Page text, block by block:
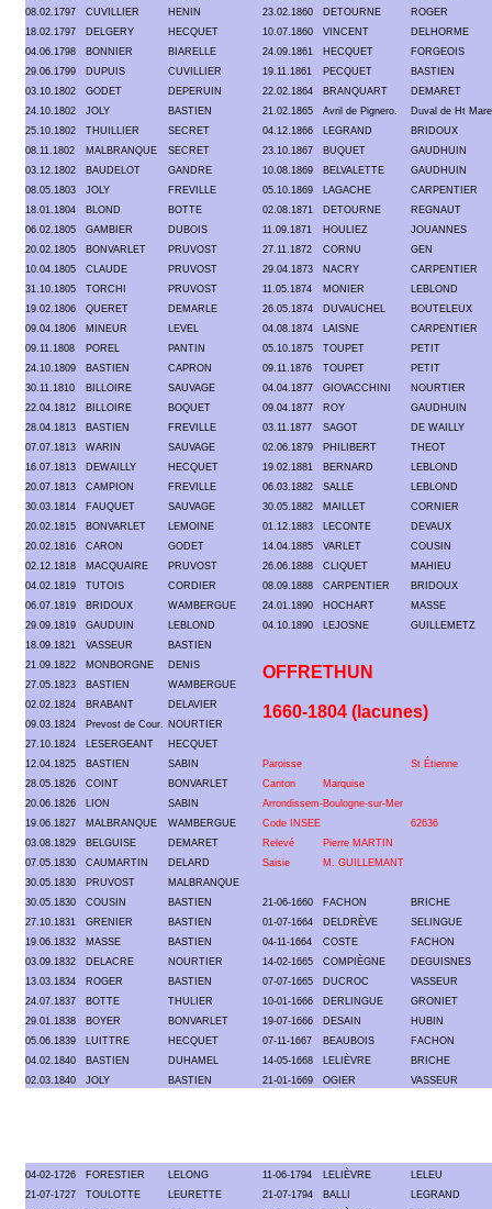
08.02.1797
CUVILLIER HENIN 23.02.1860 DETOURNE
ROGER
18.02.1797
DELGERY HECQUET 10.07.1860 VINCENT
DELHORME
04.06.1798
BONNIER BIARELLE 24.09.1861 HECQUET
FORGEOIS
29.06.1799
DUPUIS CUVILLIER 19.11.1861 PECQUET
BASTIEN
03.10.1802
GODET DEPERUIN 22.02.1864 BRANQUART
DEMARET
24.10.1802
JOLY BASTIEN 21.02.1865 Avril de Pignero.
Duval de Ht
25.10.1802
THUILLIER SECRET 04.12.1866 LEGRAND
BRIDOUX
08.11.1802
MALBRANQUE SECRET 23.10.1867 BUQUET
GAUDHUIN
03.12.1802
BAUDELOT GANDRE 10.08.1869 BELVALETTE
GAUDHUIN
08.05.1803
JOLY FREVILLE 05.10.1869 LAGACHE
CARPENTIER
18.01.1804
BLOND BOTTE 02.08.1871 DETOURNE
REGNAUT
06.02.1805
GAMBIER DUBOIS 11.09.1871 HOULIEZ
JOUANNES
20.02.1805
BONVARLET PRUVOST 27.11.1872 CORNU
GEN
10.04.1805
CLAUDE PRUVOST 29.04.1873 NACRY
CARPENTIER
31.10.1805
TORCHI PRUVOST 11.05.1874 MONIER
LEBLOND
19.02.1806
QUERET DEMARLE 26.05.1874 DUVAUCHEL
BOUTELEUX
09.04.1806
MINEUR LEVEL 04.08.1874 LAISNE
CARPENTIER
09.11.1808
POREL PANTIN 05.10.1875 TOUPET
PETIT
24.10.1809
BASTIEN CAPRON 09.11.1876 TOUPET
PETIT
30.11.1810
BILLOIRE SAUVAGE 04.04.1877 GIOVACCHINI
NOURTIER
22.04.1812
BILLOIRE BOQUET 09.04.1877 ROY
GAUDHUIN
28.04.1813
BASTIEN FREVILLE 03.11.1877 SAGOT
DE WAILLY
07.07.1813
WARIN SAUVAGE 02.06.1879 PHILIBERT
THEOT
16.07.1813
DEWAILLY HECQUET 19.02.1881 BERNARD
LEBLOND
20.07.1813
CAMPION FREVILLE 06.03.1882 SALLE
LEBLOND
30.03.1814
FAUQUET SAUVAGE 30.05.1882 MAILLET
CORNIER
20.02.1815
BONVARLET LEMOINE 01.12.1883 LECONTE
DEVAUX
20.02.1816
CARON GODET 14.04.1885 VARLET
COUSIN
02.12.1818
MACQUAIRE PRUVOST 26.06.1888 CLIQUET
MAHIEU
04.02.1819
TUTOIS CORDIER 08.09.1888 CARPENTIER
BRIDOUX
06.07.1819
BRIDOUX WAMBERGUE 24.01.1890 HOCHART
MASSE
29.09.1819
GAUDUIN LEBLOND 04.10.1890 LEJOSNE
GUILLEMETZ
18.09.1821
VASSEUR
BASTIEN
21.09.1822
MONBORGNE DENIS OFFRETHUN
27.05.1823 BASTIEN
WAMBERGUE
02.02.1824
BRABANT DELAVIER 1660-1804 (lacunes)
09.03.1824 Prevost de Cour. NOURTIER
27.10.1824
LESERGEANT
HECQUET
12.04.1825
BASTIEN SABIN Paroisse
St Étienne
28.05.1826
COINT BONVARLET Canton
Marquise
20.06.1826
LION SABIN Arrondissem-Boulogne-sur-Mer
19.06.1827
MALBRANQUE WAMBERGUE Code INSEE
62636
03.08.1829
BELGUISE DEMARET Relevé
Pierre MARTIN
07.05.1830
CAUMARTIN DELARD Saisie
M. GUILLEMANT
30.05.1830
PRUVOST
MALBRANQUE
30.05.1830
COUSIN BASTIEN 21-06-1660 FACHON
BRICHE
27.10.1831
GRENIER BASTIEN 01-07-1664 DELDRÈVE
SELINGUE
19.06.1832
MASSE BASTIEN 04-11-1664 COSTE
FACHON
03.09.1832
DELACRE NOURTIER 14-02-1665 COMPIÈGNE
DEGUISNES
13.03.1834
ROGER BASTIEN 07-07-1665 DUCROC
VASSEUR
24.07.1837
BOTTE THULIER 10-01-1666 DERLINGUE
GRONIET
29.01.1838
BOYER BONVARLET 19-07-1666 DESAIN
HUBIN
05.06.1839
LUITTRE HECQUET 07-11-1667 BEAUBOIS
FACHON
04.02.1840
BASTIEN DUHAMEL 14-05-1668 LELIÈVRE
BRICHE
02.03.1840
JOLY BASTIEN 21-01-1669 OGIER VASSEUR
04-02-1726 FORESTIER LELONG 11-06-1794 LELIÈVRE
LELEU
21-07-1727
TOULOTTE LEURETTE 21-07-1794 BALLI
LEGRAND